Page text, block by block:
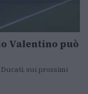
Valentino può
sui prossimi